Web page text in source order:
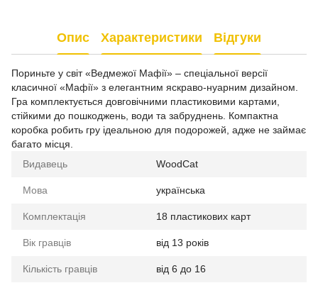
Опис Характеристики Відгуки
Пориньте у світ «Ведмежої Мафії» – спеціальної версії
класичної «Мафії» з елегантним яскраво-нуарним дизайном.
Гра комплектується довговічними пластиковими картами,
стійкими до пошкоджень, води та забруднень. Компактна
коробка робить гру ідеальною для подорожей, адже не займає
багато місця.
Видавець
WoodCat
Мова українська
Комплектація 18 пластикових карт
Вік гравців від 13 років
Кількість гравців від 6 до 16